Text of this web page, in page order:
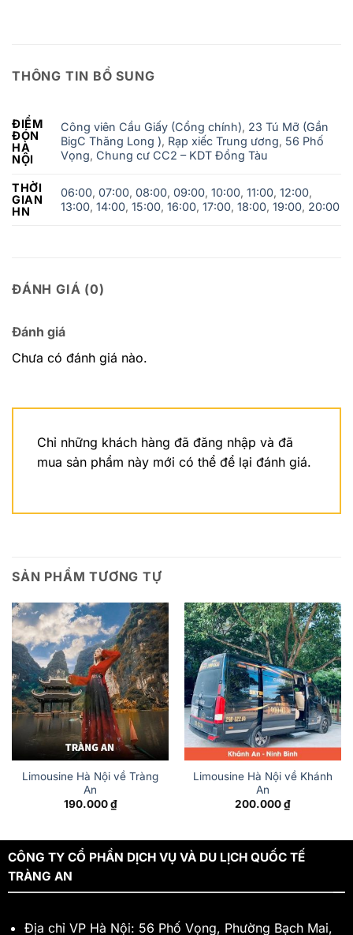
THÔNG TIN BỔ SUNG
ĐIỂM
ĐÓN
HÀ
NỘI
Công viên Cầu Giấy (Cổng chính), 23 Tú Mỡ (Gần
BigC Thăng Long ), Rạp xiếc Trung ương, 56 Phố
Vọng, Chung cư CC2 – KDT Đồng Tàu
THỜI
GIAN
HN
06:00,07:00,08:00,09:00,10:00,11:00,12:00,
13:00,14:00,15:00,16:00,17:00,18:00,19:00, 20:00
ĐÁNH GIÁ (0)
Đánh giá
Chưa có đánh giá nào.
Chỉ những khách hàng đã đăng nhập và đã
mua sản phẩm này mới có thể để lại đánh giá.
SẢN PHẨM TƯƠNG TỰ
Limousine Hà Nội về Tràng
An
190.000₫
Limousine Hà Nội về Khánh
An
200.000₫
CÔNG TY CỔ PHẦN DỊCH VỤ VÀ DU LỊCH QUỐC TẾ
TRÀNG AN
Địa chỉ VP Hà Nội: 56 Phố Vọng, Phường Bạch Mai,